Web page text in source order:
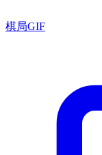
棋局GIF